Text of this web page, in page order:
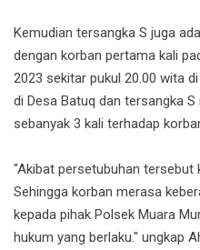
Kemudian tersangka S juga
dengan korban pertama kali
2023 sekitar pukul 20.00 wita
di Desa Batuq dan tersangka
sebanyak 3 kali terhadap
"Akibat persetubuhan tersebut
Sehingga korban merasa
kepada pihak Polsek Muara
hukum yang berlaku." ungkap